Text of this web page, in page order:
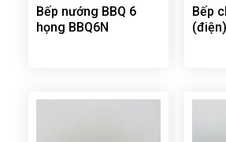
Bếp nướng BBQ 6
họng BBQ6N
Bếp